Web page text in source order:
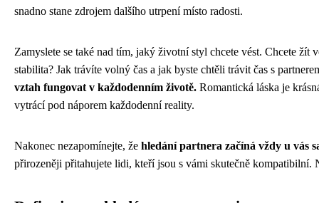
snadno stane zdrojem dalšího utrpení místo radosti.
Zamyslete se také nad tím, jaký životní styl chcete vést. Chcete žít
stabilita? Jak trávíte volný čas a jak byste chtěli trávit čas s
vztah fungovat v každodenním životě. Romantická láska je
vytrácí pod náporem každodenní reality.
Nakonec nezapomínejte, že hledání partnera začíná vždy u vás
přirozeněji přitahujete lidi, kteří jsou s vámi skutečně kompatibilní.